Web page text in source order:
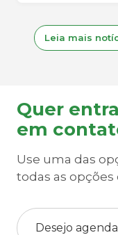
multidisciplinar
etapas clínicas,
fossem
Leia mais
Quer
em
Use uma das
todas as opções
Desejo